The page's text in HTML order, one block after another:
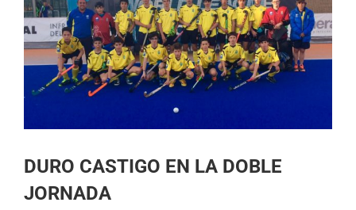
DURO CASTIGO EN LA DOBLE
JORNADA